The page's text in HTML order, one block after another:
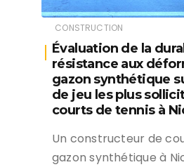
CONSTRUCTION
Évaluation de la
résistance aux
gazon synthétique
de jeu les plus
courts de tennis à
Un constructeur de
gazon synthétique à